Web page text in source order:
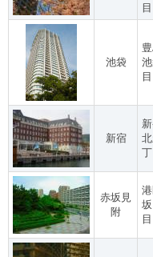
目
池袋
目
新宿
赤坂見
附
目